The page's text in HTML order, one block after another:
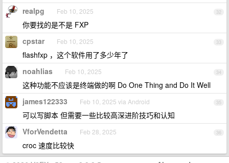
32
realpg Feb 10, 2025
你要找的是不是 FXP
33
cpstar Feb 10, 2025
flashfxp ，这个软件用了多少年了
34
noahlias Feb 10, 2025
这种功能不应该是终端做的啊 Do One Thing and Do It Well
35
james122333 Feb 10, 2025 via Android
可以写脚本 但需要一些比较高深进阶技巧和认知
36
VforVendetta Feb 28, 2025
croc 速度比较快